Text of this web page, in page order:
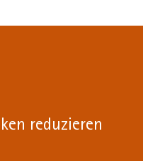
reduzieren